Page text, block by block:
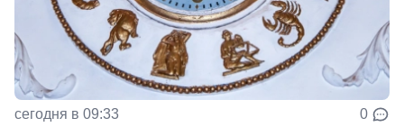
сегодня в 09:33 0